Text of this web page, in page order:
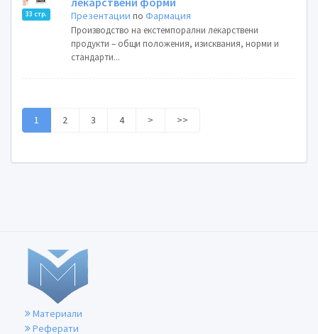
33 стр. Презентации поФармация
Производство на екстемпорални лекарствени
продукти – общи положения, изисквания, норми и
стандарти...
1 2 3 4 > >>
Материали
Реферати